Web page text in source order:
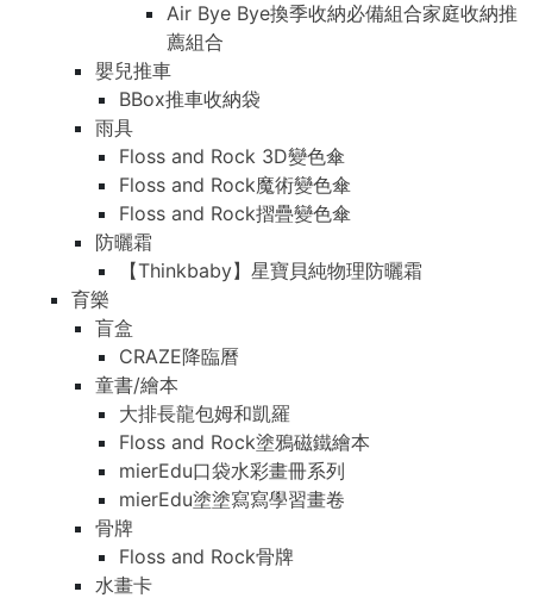
Air Bye Bye換季收納必備組合家庭收納推
薦組合
嬰兒推車
BBox推車收納袋
雨具
Floss and Rock 3D變色傘
Floss and Rock魔術變色傘
Floss and Rock摺疊變色傘
防曬霜
【Thinkbaby】星寶貝純物理防曬霜
育樂
盲盒
CRAZE降臨曆
童書/繪本
大排長龍包姆和凱羅
Floss and Rock塗鴉磁鐵繪本
mierEdu口袋水彩畫冊系列
mierEdu塗塗寫寫學習畫卷
骨牌
Floss and Rock骨牌
水畫卡